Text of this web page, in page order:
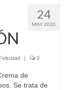
24
MAY 2020
| 0
de
Se trata de